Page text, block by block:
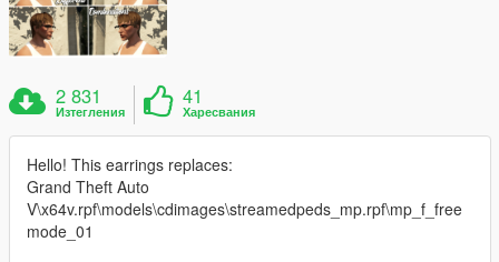
2 831
Изтегления
41
Харесвания
Hello! This earrings replaces:
Grand Theft Auto
V\x64v.rpf\models\cdimages\streamedpeds_mp.rpf\mp_f_free
mode_01